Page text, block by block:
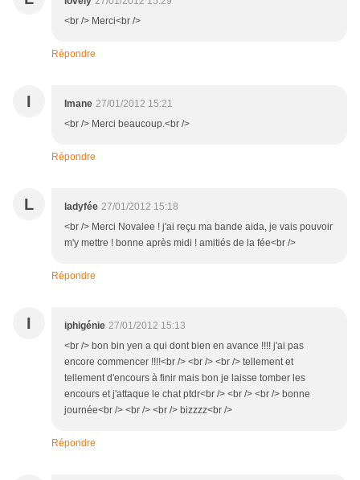
<br /> Merci<br />
Répondre
I Imane 27/01/2012 15:21
<br /> Merci beaucoup.<br />
Répondre
L ladyfée 27/01/2012 15:18
<br /> Merci Novalee ! j'ai reçu ma bande aida, je vais pouvoir
m'y mettre ! bonne après midi ! amitiés de la fée<br />
Répondre
I iphigénie 27/01/2012 15:13
<br /> bon bin yen a qui dont bien en avance !!!! j'ai pas
encore commencer !!!!<br /> <br /> <br /> tellement et
tellement d'encours à finir mais bon je laisse tomber les
encours et j'attaque le chat ptdr<br /> <br /> <br /> bonne
journée<br /> <br /> <br /> bizzzz<br />
Répondre